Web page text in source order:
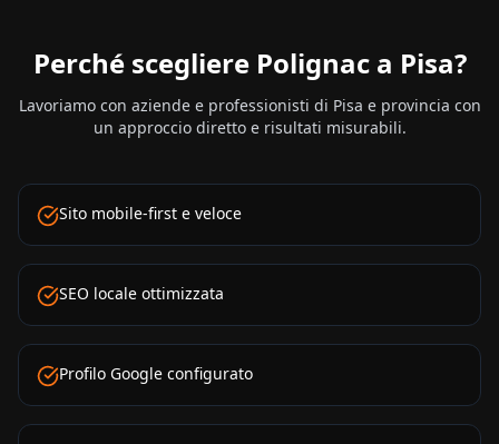
Perché scegliere Polignac a Pisa?
Lavoriamo con aziende e professionisti di Pisa e provincia con
un approccio diretto e risultati misurabili.
Sito mobile-first e veloce
SEO locale ottimizzata
Profilo Google configurato